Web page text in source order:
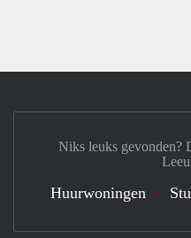
Niks leuks gevonden?
Huurwoningen